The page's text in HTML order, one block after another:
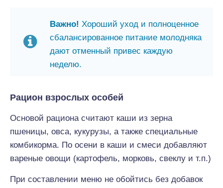
Важно! Хороший уход и полноценное
сбалансированное питание молодняка
дают отменный привес каждую
неделю.
Рацион взрослых особей
Основой рациона считают каши из зерна
пшеницы, овса, кукурузы, а также специальные
комбикорма. По осени в каши и смеси добавляют
вареные овощи (картофель, морковь, свеклу и т.п.)
При составлении меню не обойтись без добавок